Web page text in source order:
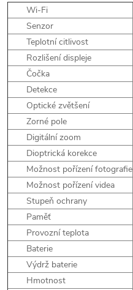
Wi-Fi
Senzor
Teplotní citlivost
Rozlišení displeje
Čočka
Detekce
Optické zvětšení
Zorné pole
Digitální zoom
Dioptrická korekce
Možnost pořízení fotografie
Možnost pořízení videa
Stupeň ochrany
Paměť
Provozní teplota
Baterie
Výdrž baterie
Hmotnost